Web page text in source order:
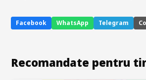
Facebook WhatsApp Telegram
Recomandate pentru